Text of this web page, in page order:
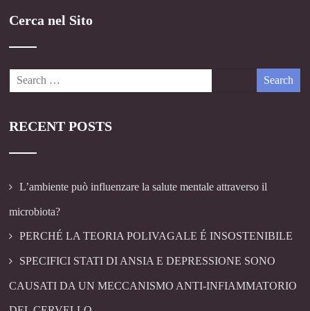
Cerca nel Sito
RECENT POSTS
L’ambiente può influenzare la salute mentale attraverso il
microbiota?
PERCHÉ LA TEORIA POLIVAGALE É INSOSTENIBILE
SPECIFICI STATI DI ANSIA E DEPRESSIONE SONO
CAUSATI DA UN MECCANISMO ANTI-INFIAMMATORIO